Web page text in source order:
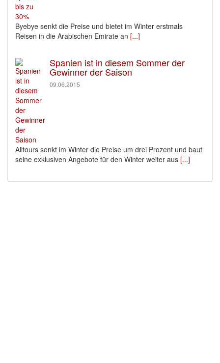
Byebye senkt die Preise und bietet im Winter erstmals
Reisen in die Arabischen Emirate an [...]
Spanien ist in diesem Sommer der
Gewinner der Saison
09.06.2015
Alltours senkt im Winter die Preise um drei Prozent und baut
seine exklusiven Angebote für den Winter weiter aus [...]